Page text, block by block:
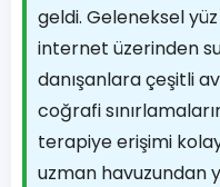
geldi. Geleneksel
internet üzerinden
danışanlara çeşitli
coğrafi
terapiye erişimi
uzman havuzundan